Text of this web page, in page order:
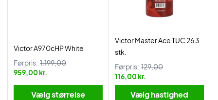
Victor A970cHP White
Førpris: 1.199,00
959,00 kr.
Vælg størrelse
Victor Master Ace TUC 26 3
stk.
Førpris: 129,00
116,00 kr.
Vælg hastighed